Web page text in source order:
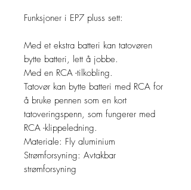
Funksjoner i EP7 pluss sett:
Med et ekstra batteri kan tatovøren
bytte batteri, lett å jobbe.
Med en RCA -tilkobling.
Tatovør kan bytte batteri med RCA for
å bruke pennen som en kort
tatoveringspenn, som fungerer med
RCA -klippeledning.
Materiale: Fly aluminium
Strømforsyning: Avtakbar
strømforsyning